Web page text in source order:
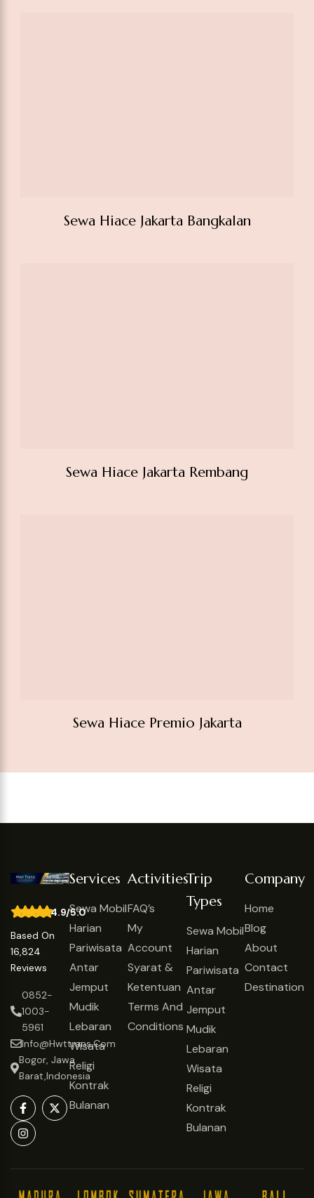
Sewa Hiace Jakarta Bangkalan
Sewa Hiace Jakarta Rembang
Sewa Hiace Premio Jakarta
4.9/5.0
Based On
16,824
Reviews
0852-
1003-
5961
Info@hwttrans.com
Bogor, Jawa
Barat,Indonesia
Services
Sewa Mobil
Harian
Pariwisata
Antar
Jemput
Mudik
Lebaran
Wisata
Religi
Kontrak
Bulanan
Activities
FAQ’s
My
Account
Syarat &
Ketentuan
Terms And
Conditions
Trip
Types
Sewa Mobil
Harian
Pariwisata
Antar
Jemput
Mudik
Lebaran
Wisata
Religi
Kontrak
Bulanan
Company
Home
Blog
About
Contact
Destination